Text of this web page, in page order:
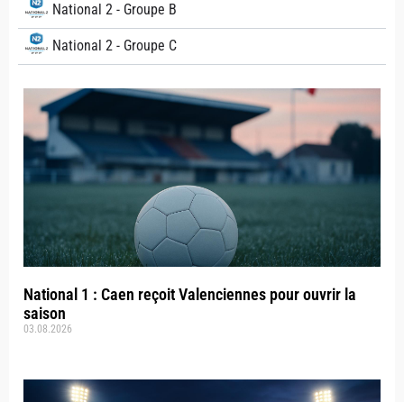
National 2 - Groupe B
National 2 - Groupe C
National 1 : Caen reçoit Valenciennes pour ouvrir la
saison
03.08.2026